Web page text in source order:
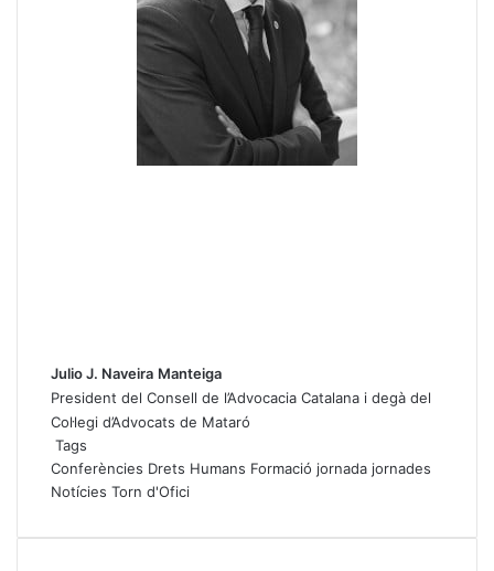
Julio J. Naveira Manteiga
President del Consell de l’Advocacia Catalana i degà del
Col·legi d’Advocats de Mataró
Tags
Conferències Drets Humans Formació jornada jornades
Notícies Torn d'Ofici